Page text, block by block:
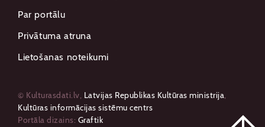
Par portālu
Privātuma atruna
Lietošanas noteikumi
© Kulturasdati.lv, Latvijas Republikas Kultūras ministrija,
Kultūras informācijas sistēmu centrs
Portāla dizains: Graftik